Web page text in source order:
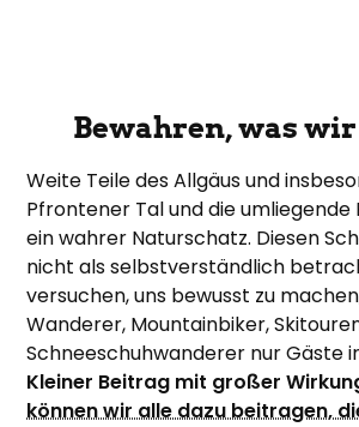
Bewahren, was
Weite Teile des Allgäus und
Pfrontener Tal und die umliegende
ein wahrer Naturschatz. Diesen
nicht als selbstverständlich
versuchen, uns bewusst zu
Wanderer, Mountainbiker,
Schneeschuhwanderer nur Gäste
Kleiner Beitrag mit großer
können wir alle dazu beitragen,